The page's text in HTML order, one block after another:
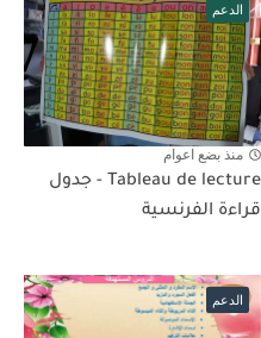
الدعم
منذ بضع اعوام
Tableau de lecture - جدول
قراءة الفرنسية
الدعم